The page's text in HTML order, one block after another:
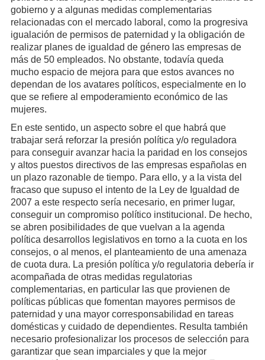
gobierno y a algunas medidas complementarias
relacionadas con el mercado laboral, como la progresiva
igualación de permisos de paternidad y la obligación de
realizar planes de igualdad de género las empresas de
más de 50 empleados. No obstante, todavía queda
mucho espacio de mejora para que estos avances no
dependan de los avatares políticos, especialmente en lo
que se refiere al empoderamiento económico de las
mujeres.
En este sentido, un aspecto sobre el que habrá que
trabajar será reforzar la presión política y/o reguladora
para conseguir avanzar hacia la paridad en los consejos
y altos puestos directivos de las empresas españolas en
un plazo razonable de tiempo. Para ello, y a la vista del
fracaso que supuso el intento de la Ley de Igualdad de
2007 a este respecto sería necesario, en primer lugar,
conseguir un compromiso político institucional. De hecho,
se abren posibilidades de que vuelvan a la agenda
política desarrollos legislativos en torno a la cuota en los
consejos, o al menos, el planteamiento de una amenaza
de cuota dura. La presión política y/o regulatoria debería ir
acompañada de otras medidas regulatorias
complementarias, en particular las que provienen de
políticas públicas que fomentan mayores permisos de
paternidad y una mayor corresponsabilidad en tareas
domésticas y cuidado de dependientes. Resulta también
necesario profesionalizar los procesos de selección para
garantizar que sean imparciales y que la mejor